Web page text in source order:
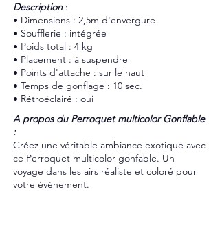
​Description:
• Dimensions : 2,5m d'envergure
• Soufflerie : intégrée
• Poids total : 4 kg
• Placement : à suspendre
• Points d'attache : sur le haut
• Temps de gonflage : 10 sec.
• Rétroéclairé : oui
A propos du Perroquet multicolor Gonflable
:
Créez une véritable ambiance exotique avec
ce Perroquet multicolor gonfable. Un
voyage dans les airs réaliste et coloré pour
votre événement.